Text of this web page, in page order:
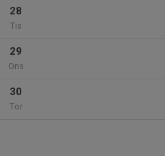
28
Tis
29
Ons
30
Tor